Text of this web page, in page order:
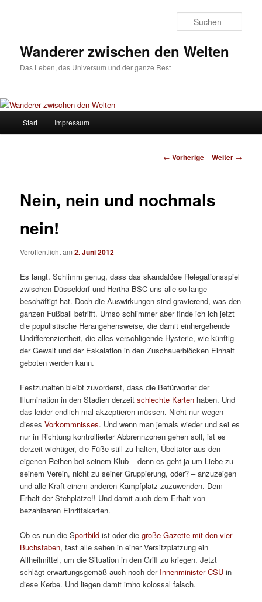
Wanderer zwischen den Welten
Das Leben, das Universum und der ganze Rest
Zum
Start Impressum
Beitrags-
← Vorherige Weiter →
Nein, nein und nochmals
nein!
Veröffentlicht am2. Juni 2012
Es langt. Schlimm genug, dass das skandalöse Relegationsspiel
zwischen Düsseldorf und Hertha BSC uns alle so lange
beschäftigt hat. Doch die Auswirkungen sind gravierend, was den
ganzen Fußball betrifft. Umso schlimmer aber finde ich ich jetzt
die populistische Herangehensweise, die damit einhergehende
Undifferenziertheit, die alles verschligende Hysterie, wie künftig
der Gewalt und der Eskalation in den Zuschauerblöcken Einhalt
geboten werden kann.
Festzuhalten bleibt zuvorderst, dass die Befürworter der
Illumination in den Stadien derzeitschlechte Karten haben. Und
das leider endlich mal akzeptieren müssen. Nicht nur wegen
diesesVorkommnisses. Und wenn man jemals wieder und sei es
nur in Richtung kontrollierter Abbrennzonen gehen soll, ist es
derzeit wichtiger, die Füße still zu halten, Übeltäter aus den
eigenen Reihen bei seinem Klub – denn es geht ja um Liebe zu
seinem Verein, nicht zu seiner Gruppierung, oder? – anzuzeigen
und alle Kraft einem anderen Kampfplatz zuzuwenden. Dem
Erhalt der Stehplätze!! Und damit auch dem Erhalt von
bezahlbaren Einrittskarten.
Ob es nun die Sportbildist oder diegroße Gazette mit den vier
Buchstaben, fast alle sehen in einer Versitzplatzung ein
Allheilmittel, um die Situation in den Griff zu kriegen. Jetzt
schlägt erwartungsgemäß auch noch der Innenminister CSUin
diese Kerbe. Und liegen damit imho kolossal falsch.